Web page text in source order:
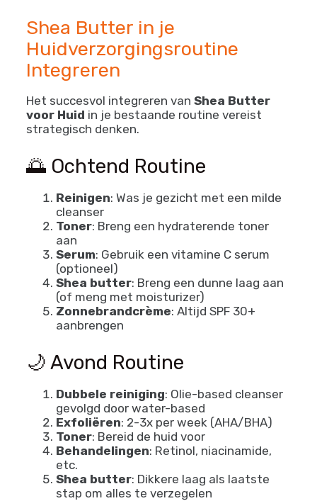
Shea Butter in je
Huidverzorgingsroutine
Integreren
Het succesvol integreren van Shea Butter
voor Huid in je bestaande routine vereist
strategisch denken.
🌅 Ochtend Routine
Reinigen: Was je gezicht met een milde
cleanser
Toner: Breng een hydraterende toner
aan
Serum: Gebruik een vitamine C serum
(optioneel)
Shea butter: Breng een dunne laag aan
(of meng met moisturizer)
Zonnebrandcrème: Altijd SPF 30+
aanbrengen
🌙 Avond Routine
Dubbele reiniging: Olie-based cleanser
gevolgd door water-based
Exfoliëren: 2-3x per week (AHA/BHA)
Toner: Bereid de huid voor
Behandelingen: Retinol, niacinamide,
etc.
Shea butter: Dikkere laag als laatste
stap om alles te verzegelen